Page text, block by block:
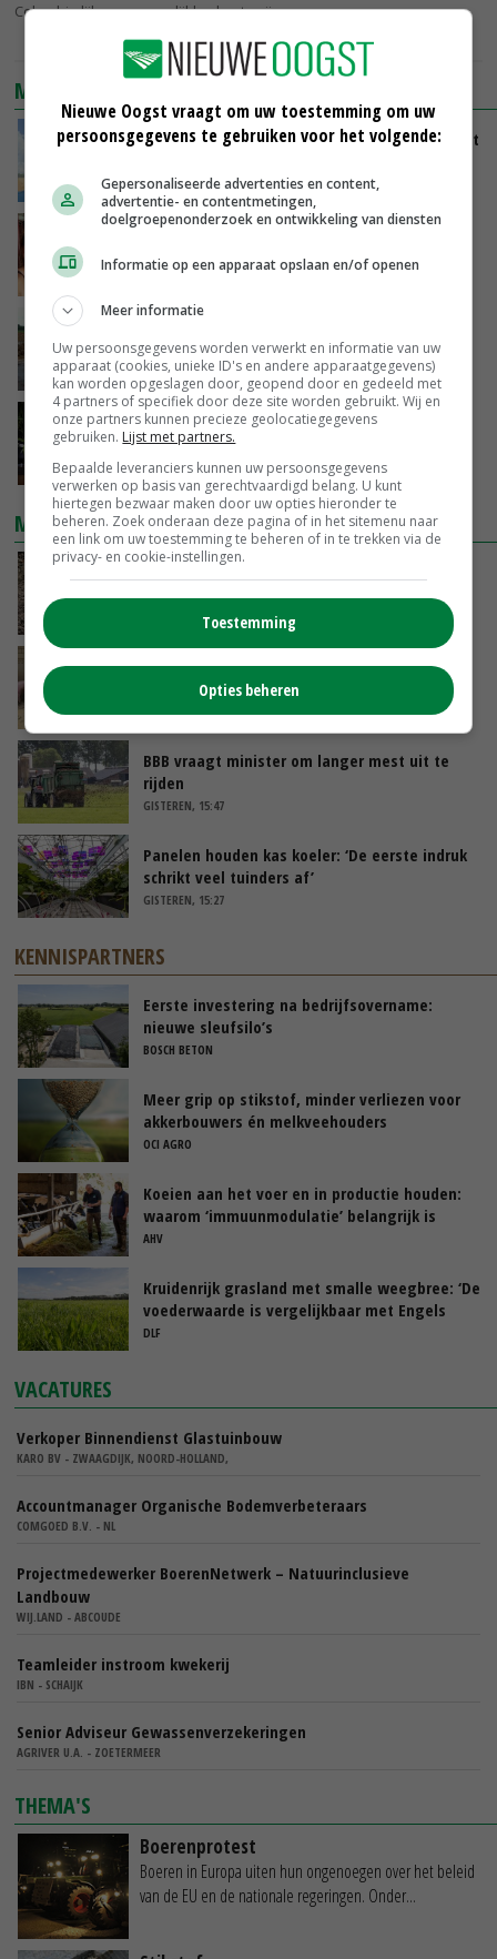
Colombia lijken er mogelijkheden te zijn.
MEEST BEKEKEN
Oekraïne-vlogger Kees Huizinga: ‘Tarwe wordt
31-07-2026
Danique in Canada: ‘Superveel schik gehad
tijdens stage’
04-08-2026
01-08-2026
‘Stikstofbrief hoeft niet van tafel, maar moet
wel worden aangepast’
31-07-2026
MEEST GELEZEN
Eerste proefrooiing Fontane wijst op grote
achterstand
GISTEREN, 09:35
Nijpend geldtekort treft vleesvarkenshouders
BBB vraagt minister om langer mest uit te
rijden
GISTEREN, 15:47
Panelen houden kas koeler: ‘De eerste indruk
schrikt veel tuinders af’
GISTEREN, 15:27
KENNISPARTNERS
Eerste investering na bedrijfsovername:
nieuwe sleufsilo’s
BOSCH BETON
Meer grip op stikstof, minder verliezen voor
akkerbouwers én melkveehouders
OCI AGRO
Koeien aan het voer en in productie houden:
waarom ‘immuunmodulatie’ belangrijk is
tijdens de transitieperiode
AHV
Kruidenrijk grasland met smalle weegbree: ‘De
voederwaarde is vergelijkbaar met Engels
raaigras’
DLF
VACATURES
Verkoper Binnendienst Glastuinbouw
KARO BV - ZWAAGDIJK, NOORD-HOLLAND,
Accountmanager Organische Bodemverbeteraars
COMGOED B.V. - NL
Projectmedewerker BoerenNetwerk – Natuurinclusieve
Landbouw
WIJ.LAND - ABCOUDE
Teamleider instroom kwekerij
IBN - SCHAIJK
Senior Adviseur Gewassenverzekeringen
AGRIVER U.A. - ZOETERMEER
THEMA'S
Boerenprotest
Boeren in Europa uiten hun ongenoegen over het beleid
van de EU en de nationale regeringen. Onder...
Nieuwe Oogst vraagt om uw toestemming om uw
persoonsgegevens te gebruiken voor het volgende:
Gepersonaliseerde advertenties en content,
advertentie- en contentmetingen,
doelgroepenonderzoek en ontwikkeling van diensten
Informatie op een apparaat opslaan en/of openen
Meer informatie
Uw persoonsgegevens worden verwerkt en informatie van uw
apparaat (cookies, unieke ID's en andere apparaatgegevens)
kan worden opgeslagen door, geopend door en gedeeld met
4 partners of specifiek door deze site worden gebruikt. Wij en
onze partners kunnen precieze geolocatiegegevens
gebruiken. Lijst met partners.
Bepaalde leveranciers kunnen uw persoonsgegevens
verwerken op basis van gerechtvaardigd belang. U kunt
hiertegen bezwaar maken door uw opties hieronder te
beheren. Zoek onderaan deze pagina of in het sitemenu naar
een link om uw toestemming te beheren of in te trekken via de
privacy- en cookie-instellingen.
Toestemming
Opties beheren